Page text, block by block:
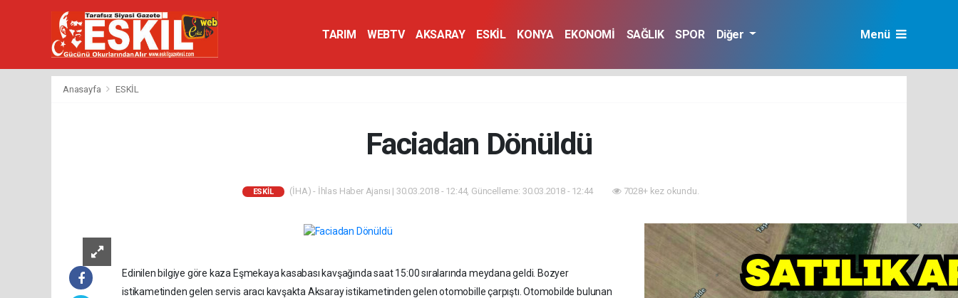
TARIM WEBTV AKSARAY ESKİL KONYA EKONOMİ SAĞLIK SPOR Diğer Menü
Anasayfa ESKİL
Faciadan Dönüldü
ESKİL (İHA) - İhlas Haber Ajansı | 30.03.2018 - 12:44, Güncelleme: 30.03.2018 - 12:44 7028+ kez okundu.
Edinilen bilgiye göre kaza Eşmekaya kasabası kavşağında saat 15:00 sıralarında meydana geldi. Bozyer
istikametinden gelen servis aracı kavşakta Aksaray istikametinden gelen otomobille çarpıştı. Otomobilde bulunan